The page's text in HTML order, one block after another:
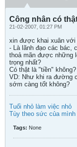
Công nhân có
21-02-2007, 01:27 PM
xin được khai xuân với
- Là lãnh đạo các bác,
thoả mãn được những
trọng nhất?
Có thật là "tiền" không?
VD: Như khi ra đường
sớm càng tốt không?
Tuổi nhỏ làm việc nhỏ
Tùy theo sức của mình
Tags: None